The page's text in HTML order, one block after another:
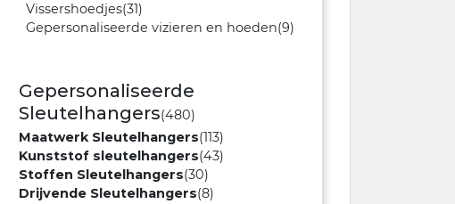
Vissershoedjes(31)
Gepersonaliseerde vizieren en hoeden(9)
Gepersonaliseerde
Sleutelhangers(480)
Maatwerk Sleutelhangers(113)
Kunststof sleutelhangers(43)
Stoffen Sleutelhangers(30)
Drijvende Sleutelhangers(8)